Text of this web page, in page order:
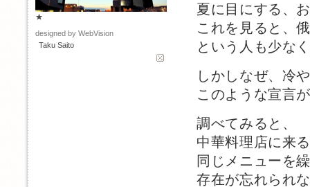
夏に目にする、
これを見ると、
という人も少な
しかしなぜ、冷
このような宣言
調べてみると、
中華料理店に来
同じメニューを
存在が忘れられ
★
designed by WebVision
Taku Saito